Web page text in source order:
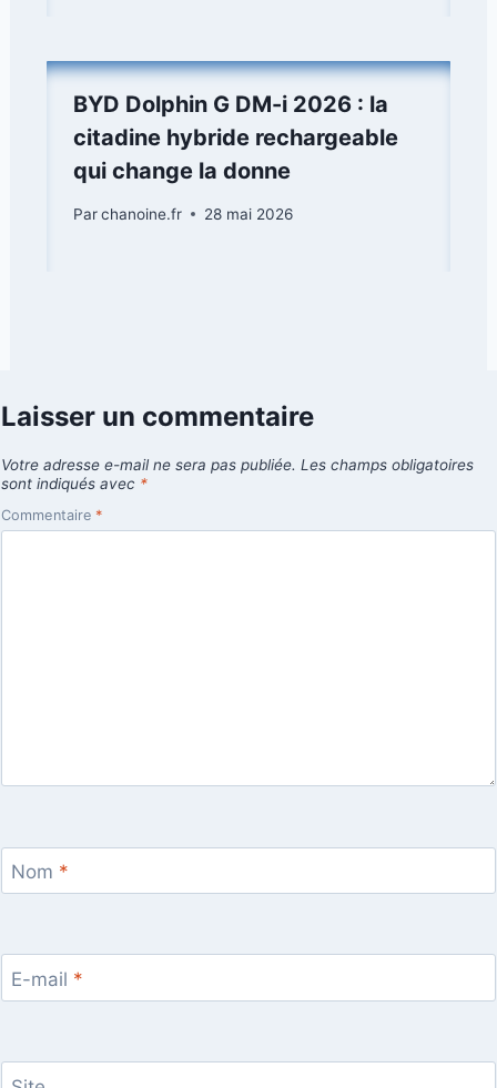
BYD Dolphin G DM-i 2026 : la
citadine hybride rechargeable
qui change la donne
Parchanoine.fr 28 mai 2026
Laisser un commentaire
Votre adresse e-mail ne sera pas publiée. Les champs obligatoires
sont indiqués avec *
Commentaire *
Nom *
E-mail *